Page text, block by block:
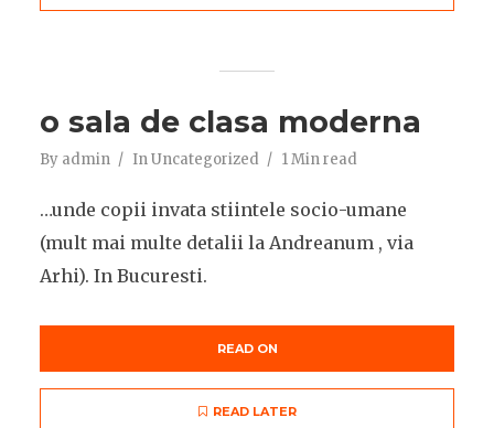
o sala de clasa moderna
By admin InUncategorized 1 Min read
…unde copii invata stiintele socio-umane
(mult mai multe detalii la Andreanum , via
Arhi). In Bucuresti.
READ ON
READ LATER